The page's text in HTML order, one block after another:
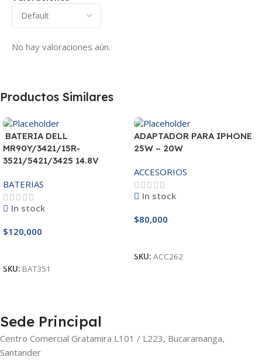
No hay valoraciones aún.
Productos Similares
BATERIA DELL
MR90Y/3421/15R-
3521/5421/3425 14.8V
BATERIAS
In stock
$120,000
SKU: BAT351
ADAPTADOR PARA IPHONE
25W – 20W
ACCESORIOS
In stock
$80,000
SKU: ACC262
Sede Principal
Centro Comercial Gratamira L101 / L223, Bucaramanga,
Santander